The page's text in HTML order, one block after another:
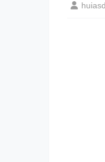
huiasd